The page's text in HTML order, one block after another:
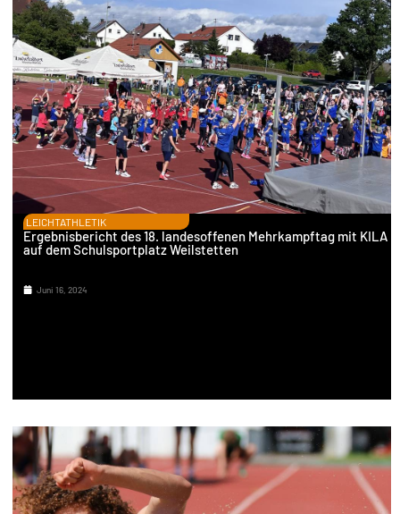
LEICHTATHLETIK
Ergebnisbericht des 18. landesoffenen Mehrkampftag mit KILA
auf dem Schulsportplatz Weilstetten
Juni 16, 2024